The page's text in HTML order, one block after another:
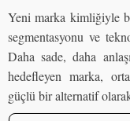
Yeni marka kimliğiyle
segmentasyonu ve
Daha sade, daha
hedefleyen marka,
güçlü bir alternatif